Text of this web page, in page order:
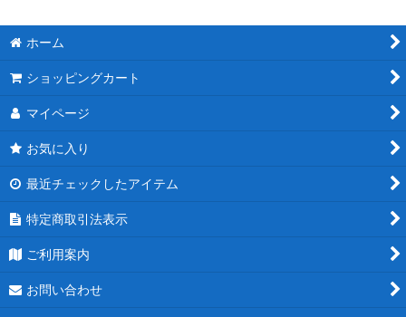
ホーム
ショッピングカート
マイページ
お気に入り
最近チェックしたアイテム
特定商取引法表示
ご利用案内
お問い合わせ